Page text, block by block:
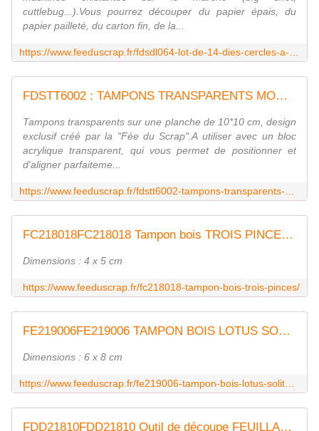
cuttlebug...).Vous pourrez découper du papier épais, du
papier pailleté, du carton fin, de la...
FDSTT6002 : TAMPONS TRANSPARENTS MOMENT fee du scrap
Tampons transparents sur une planche de 10*10 cm, design
exclusif créé par la "Fée du Scrap".A utiliser avec un bloc
acrylique transparent, qui vous permet de positionner et
d'aligner parfaiteme...
FC218018FC218018 Tampon bois TROIS PINCES FEE DU SCRAP
Dimensions : 4 x 5 cm
https://www.feeduscrap.fr/fc218018-tampon-bois-trois-pinces/
FE219006FE219006 TAMPON BOIS LOTUS SOLITAIRE FEE DU SCRAP
Dimensions : 6 x 8 cm
FDD21810FDD21810 Outil de découpe FEUILLAGE SOUPLE FEE DU SCRAP